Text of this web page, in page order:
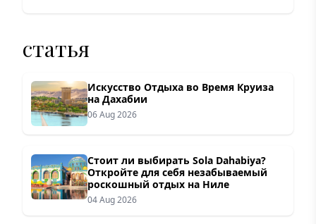
статья
Искусство Отдыха во Время Круиза
на Дахабии
06 Aug 2026
Стоит ли выбирать Sola Dahabiya?
Откройте для себя незабываемый
роскошный отдых на Ниле
04 Aug 2026